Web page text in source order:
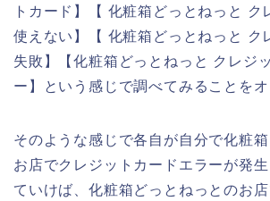
トカード】【 化粧箱どっとねっと
使えない】【 化粧箱どっとねっと
失敗】【化粧箱どっとねっと クレジ
ー】という感じで調べてみることをオ
そのような感じで各自が自分で化粧
お店でクレジットカードエラーが発
ていけば、化粧箱どっとねっとのお